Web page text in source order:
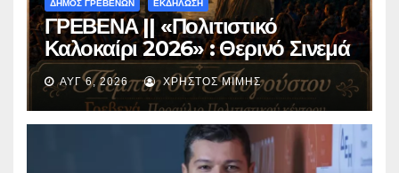
ΔΗΜΟΣ ΓΡΕΒΕΝΩΝ ΕΚΔΗΛΩΣΗ
ΓΡΕΒΕΝΑ || «Πολιτιστικό
Καλοκαίρι 2026» : Θερινό Σινεμά
με την βραβευμένη ταινία
«Μικρές Ανάσες».
ΑΥΓ 6, 2026 ΧΡΉΣΤΟΣ ΜΊΜΗΣ